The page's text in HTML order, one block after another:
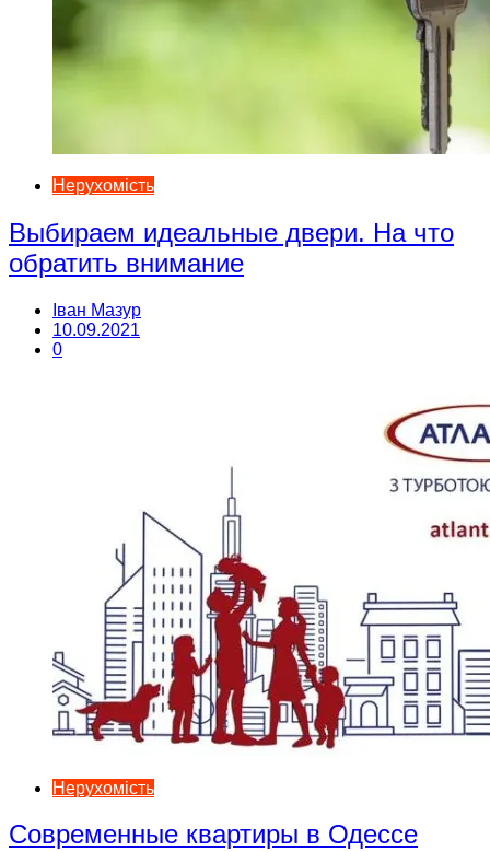
Нерухомість
Выбираем идеальные двери. На что
обратить внимание
Іван Мазур
10.09.2021
0
Нерухомість
Современные квартиры в Одессе